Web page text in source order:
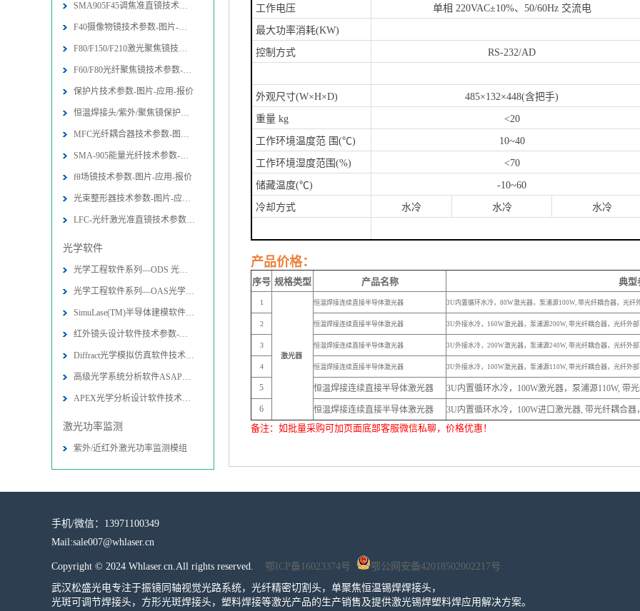
SMA905F45调焦准直镜技术参数-图片
F40摄像物镜技术参数-图片-应用-报价
F80/F150/F210激光聚焦镜技术参数-
F60/F80光纤聚焦镜技术参数-图片-应
保护片技术参数-图片-应用-报价
恒温焊接头/紫外/聚焦镜保护片技术参
MFC光纤耦合器技术参数-图片-应用-报
SMA-905能量光纤技术参数-图片-应用
fθ场镜技术参数-图片-应用-报价
光束整形器技术参数-图片-应用-报价
LFC-光纤激光准直镜技术参数-图片-应
光学软件
光学工程软件系列—ODS 光学设计软件
光学工程软件系列—OAS光学软件
SimuLase(TM)半导体建模软件技术参
红外镜头设计软件技术参数-图片-应用
Diffract光学模拟仿真软件技术参数
高级光学系统分析软件ASAP技术参数-
APEX光学分析设计软件技术参数-图片
激光功率监测
紫外/近红外激光功率监测模组
工作电压 单相 220VAC±10%、50/60Hz 交流电
最大功率消耗(KW)
控制方式 RS-232/AD
外观尺寸(W×H×D) 485×132×448(含把手)
重量 kg <20
工作环境温度范 围(℃) 10~40
工作环境湿度范围(%) <70
储藏温度(℃) -10~60
冷却方式 水冷 水冷 水冷
产品价格：
序号 规格类型 产品名称 典型
1
激光器
恒温焊接连续直接半导体激光器 3U内置循环水冷，80W激光器，泵浦源100W, 带光纤耦合器，光纤
2 恒温焊接连续直接半导体激光器 3U外接水冷，160W激光器，泵浦源200W, 带光纤耦合器，光纤外
3 恒温焊接连续直接半导体激光器 3U外接水冷，200W激光器，泵浦源240W, 带光纤耦合器，光纤外
4 恒温焊接连续直接半导体激光器 3U外接水冷，100W激光器，泵浦源110W, 带光纤耦合器，光纤外
5 恒温焊接连续直接半导体激光器 3U内置循环水冷，100W激光器，泵浦源110W, 带
6 恒温焊接连续直接半导体激光器 3U内置循环水冷，100W进口激光器, 带光纤耦合器
备注：如批量采购可加页面底部客服微信私聊，价格优惠！
手机/微信：13971100349
Mail:sale007@whlaser.cn
Copyright © 2024 Whlaser.cn.All rights reserved. 鄂ICP备16023374号
鄂公网安备42018502002217号
武汉松盛光电专注于振镜同轴视觉光路系统，光纤精密切割头，单聚焦恒温锡焊焊接头，
光斑可调节焊接头，方形光斑焊接头，塑料焊接等激光产品的生产销售及提供激光锡焊塑料焊应用解决方案。